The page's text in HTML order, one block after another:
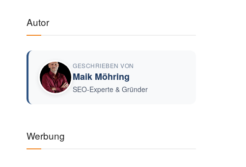
Autor
GESCHRIEBEN VON
Maik Möhring
SEO-Experte & Gründer
Werbung